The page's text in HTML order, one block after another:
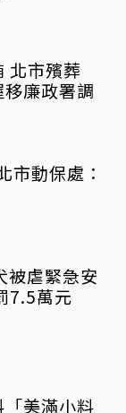
北市殯葬
廉政署調
市動保處：
被虐緊急安
7.5萬元
美滿小料